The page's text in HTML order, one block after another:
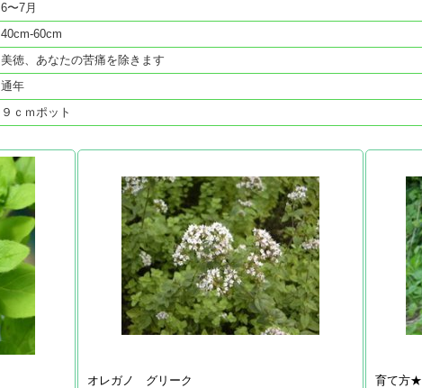
6〜7月
40cm-60cm
美徳、あなたの苦痛を除きます
通年
９ｃｍポット
オレガノ グリーク 育て方★